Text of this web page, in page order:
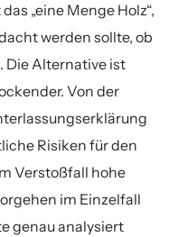
„eine Menge Holz“,
werden sollte, ob
Die Alternative ist
Von der
Risiken für den
Verstoßfall hohe
im Einzelfall
genau analysiert